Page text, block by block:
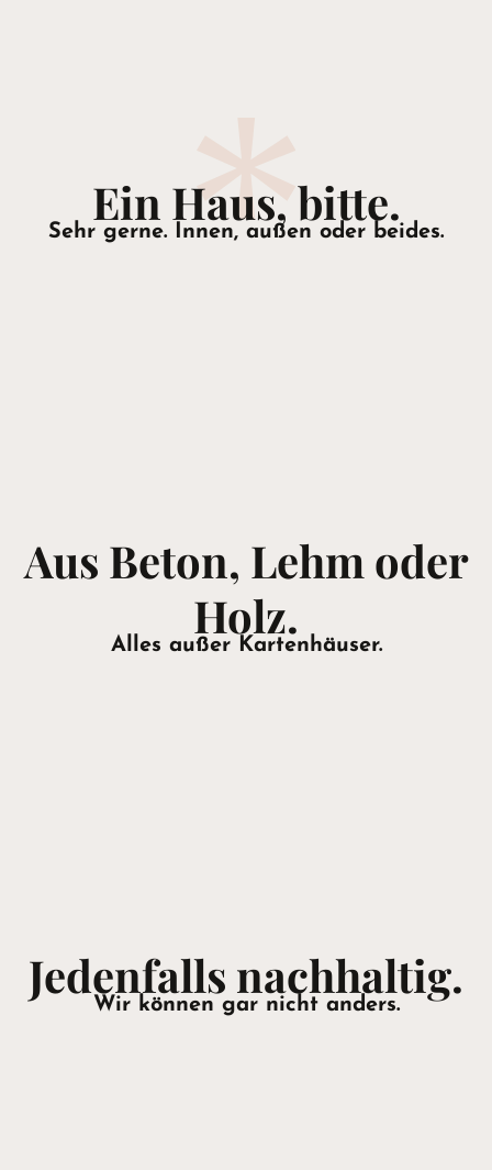
Ein Haus, bitte.
Sehr gerne. Innen, außen oder beides.
Aus Beton, Lehm oder
Holz.
Alles außer Kartenhäuser.
Jedenfalls nachhaltig.
Wir können gar nicht anders.